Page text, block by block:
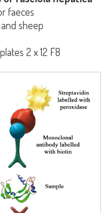
faeces
sheep
2 x 12 F8